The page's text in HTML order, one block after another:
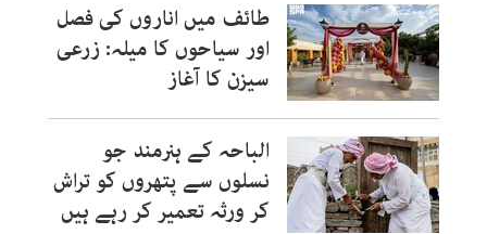
طائف میں اناروں کی فصل
اور سیاحوں کا میلہ: زرعی
سیزن کا آغاز
الباحہ کے ہنرمند جو
نسلوں سے پتھروں کو تراش
کر ورثہ تعمیر کر رہے ہیں